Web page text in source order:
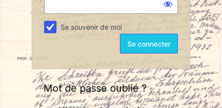
Se souvenir de moi
Mot de passe oublié ?